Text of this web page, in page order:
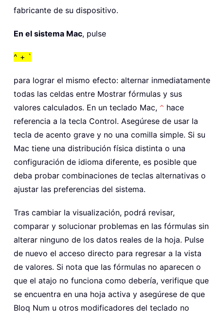
fabricante de su dispositivo.
En el sistema Mac, pulse
^ + `
para lograr el mismo efecto: alternar inmediatamente
todas las celdas entre Mostrar fórmulas y sus
valores calculados. En un teclado Mac, ^ hace
referencia a la tecla Control. Asegúrese de usar la
tecla de acento grave y no una comilla simple. Si su
Mac tiene una distribución física distinta o una
configuración de idioma diferente, es posible que
deba probar combinaciones de teclas alternativas o
ajustar las preferencias del sistema.
Tras cambiar la visualización, podrá revisar,
comparar y solucionar problemas en las fórmulas sin
alterar ninguno de los datos reales de la hoja. Pulse
de nuevo el acceso directo para regresar a la vista
de valores. Si nota que las fórmulas no aparecen o
que el atajo no funciona como debería, verifique que
se encuentra en una hoja activa y asegúrese de que
Bloq Num u otros modificadores del teclado no